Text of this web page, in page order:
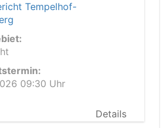
Tempelhof-
09:30 Uhr
Details